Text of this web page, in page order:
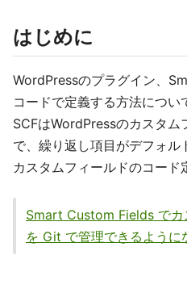
はじめに
WordPressのプラグイン、
コードで定義する方法につい
SCFはWordPressのカスタム
で、繰り返し項目がデフォル
カスタムフィールドのコード
Smart Custom Fields でカ
を Git で管理できるように